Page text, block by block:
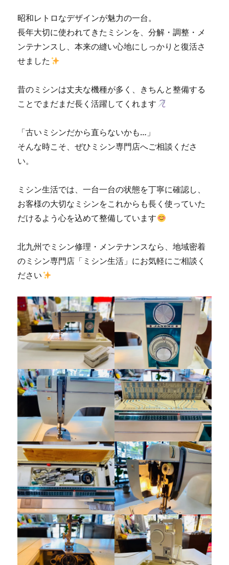
昭和レトロなデザインが魅力の一台。
長年大切に使われてきたミシンを、分解・調整・メ
ンテナンスし、本来の縫い心地にしっかりと復活さ
せました
昔のミシンは丈夫な機種が多く、きちんと整備する
ことでまだまだ長く活躍してくれます
「古いミシンだから直らないかも…」
そんな時こそ、ぜひミシン専門店へご相談くださ
い。
ミシン生活では、一台一台の状態を丁寧に確認し、
お客様の大切なミシンをこれからも長く使っていた
だけるよう心を込めて整備しています
北九州でミシン修理・メンテナンスなら、地域密着
のミシン専門店「ミシン生活」にお気軽にご相談く
ださい